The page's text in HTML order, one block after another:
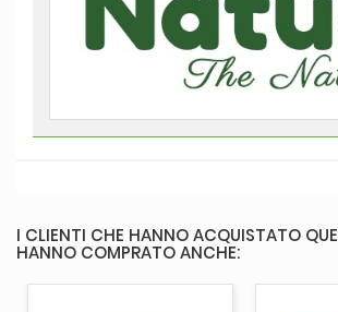
I CLIENTI CHE HANNO ACQUISTATO
HANNO COMPRATO ANCHE: